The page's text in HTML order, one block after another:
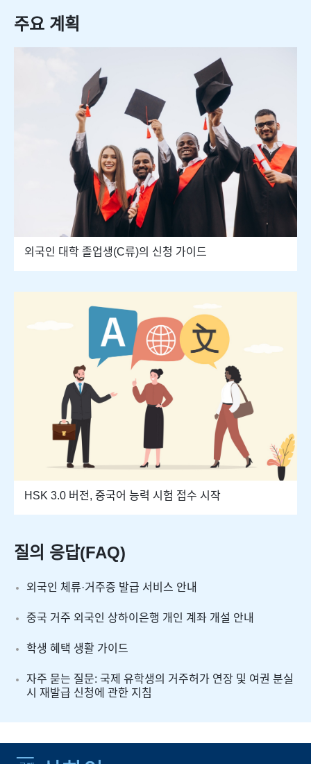
주요 계획
외국인 대학 졸업생(C류)의 신청 가이드
HSK 3.0 버전, 중국어 능력 시험 접수 시작
질의 응답(FAQ)
외국인 체류·거주증 발급 서비스 안내
중국 거주 외국인 상하이은행 개인 계좌 개설 안내
학생 혜택 생활 가이드
자주 묻는 질문: 국제 유학생의 거주허가 연장 및 여권 분실
시 재발급 신청에 관한 지침